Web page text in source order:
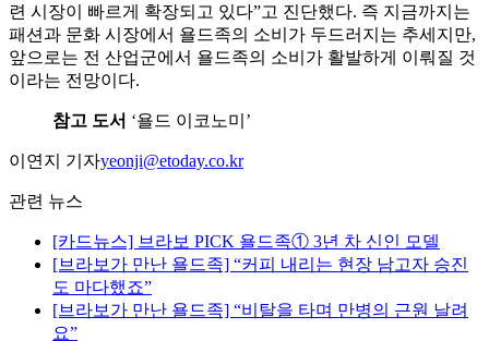
련 시장이 빠르게 확장되고 있다”고 진단했다. 즉 지금까지는
패션과 문화 시장에서 욜드족의 소비가 두드러지는 추세지만,
앞으로는 전 산업군에서 욜드족의 소비가 활발하게 이뤄질 것
이라는 전망이다.
참고 도서 ‘욜드 이코노미’
이연지 기자yeonji@etoday.co.kr
관련 뉴스
[카드뉴스] 브라보 PICK 욜드족① 3년 차 신인 모델
[브라보가 만난 욜드족] “커피 내리는 현장 남고자 승진
도 마다했죠”
[브라보가 만난 욜드족] “비탈을 타며 만병의 근원 날려
요”